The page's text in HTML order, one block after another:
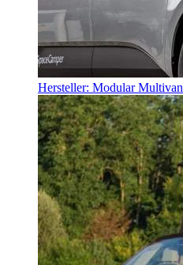
Hersteller: Modular Multivan